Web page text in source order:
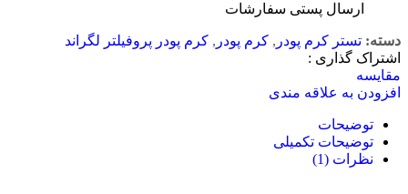
ارسال پستی سفارشات
دسته: تستر کرم پودر , کرم پودر , کرم پودر پروفیلتر لگراند
اشتراک گذاری :
مقایسه
افزودن به علاقه مندی
توضیحات
توضیحات تکمیلی
نظرات (1)